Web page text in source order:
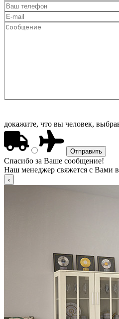
докажите, что вы человек,
Спасибо за Ваше сообщение!
Наш менеджер свяжется с Вами